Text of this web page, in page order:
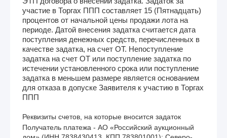
участие в Торгах ППП составляет 15 (Пятнадцать)
процентов от начальной цены продажи лота на
периоде. Датой внесения задатка считается дата
поступления денежных средств, перечисленных в
качестве задатка, на счет ОТ. Непоступление
задатка на счет ОТ или поступление задатка по
истечении установленного срока или поступление
задатка в меньшем размере является основанием
для отказа в допуске Заявителя к участию в Торгах
ППП
Реквизиты счетов, на которые вносится задаток
Получатель платежа - АО «Российский аукционный